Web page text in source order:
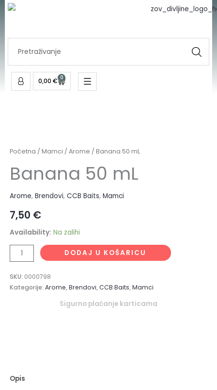
Skip
0,00 € 0
Cart
Početna / Mamci / Arome / Banana 50 mL
Banana 50 mL
Arome, Brendovi, CCB Baits, Mamci
7,50 €
Availability: Na zalihi
mL
DODAJ U KOŠARICU
SKU: 0000798
Kategorije: Arome,Brendovi,CCB Baits,Mamci
Sigurno plaćanje karticama
Opis
količina